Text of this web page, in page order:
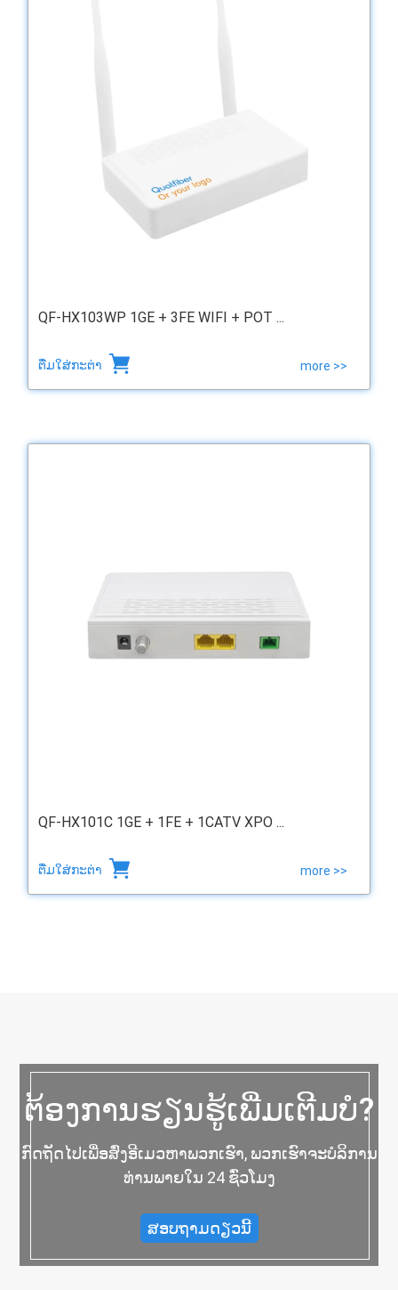
QF-HX103WP 1GE + 3FE WIFI + POT ...
ຕື່ມໃສ່ກະຕ່າ more >>
QF-HX101C 1GE + 1FE + 1CATV XPO ...
ຕື່ມໃສ່ກະຕ່າ more >>
ຕ້ອງການຮຽນຮູ້ເພີ່ມເຕີມບໍ?
ກົດຖັດໄປເພື່ອສົ່ງອີເມວຫາພວກເຮົາ, ພວກເຮົາຈະບໍລິການ
ທ່ານພາຍໃນ 24 ຊົ່ວໂມງ
ສອບຖາມດຽວນີ້